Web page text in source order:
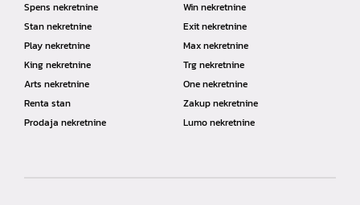
Spens nekretnine
Win nekretnine
Stan nekretnine
Exit nekretnine
Play nekretnine
Max nekretnine
King nekretnine
Trg nekretnine
Arts nekretnine
One nekretnine
Renta stan
Zakup nekretnine
Prodaja nekretnine
Lumo nekretnine